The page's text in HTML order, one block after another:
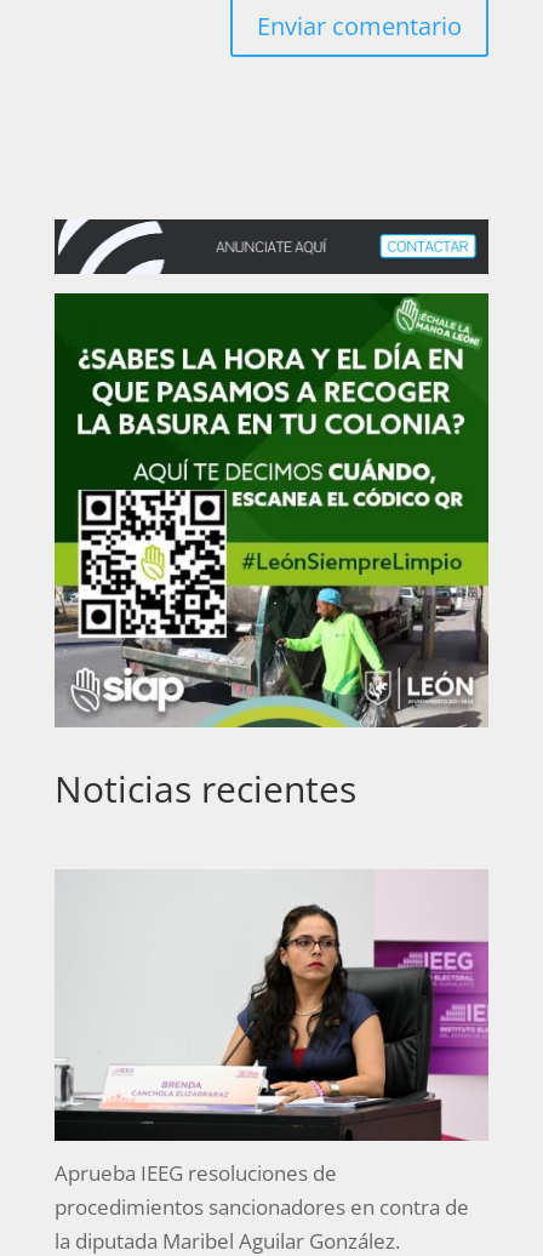
Noticias recientes
Aprueba IEEG resoluciones de
procedimientos sancionadores en contra de
la diputada Maribel Aguilar González.